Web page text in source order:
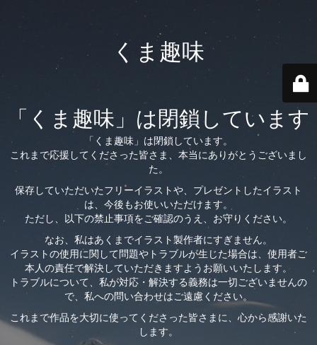
くま趣味
「くま趣味」は閉鎖しています
「くま趣味」は閉鎖しています。
これまで応援してくださった皆さま、本当にありがとうございまし
た。
保存していただいたフリーイラストや、プレゼントしたイラスト
は、今後もお使いいただけます。
ただし、以下の禁止事項をご確認のうえ、お守りください。
なお、私はあくまでイラスト製作者にすぎません。
イラストの使用に関して問題やトラブルが生じた場合は、使用者ご
本人の責任で解決していただきますようお願いいたします。
トラブルについて、私が対応・解決する義務は一切ございませんの
で、私への問い合わせはご遠慮ください。
これまで作品を大切に使ってくださった皆さまに、心から感謝いた
します。